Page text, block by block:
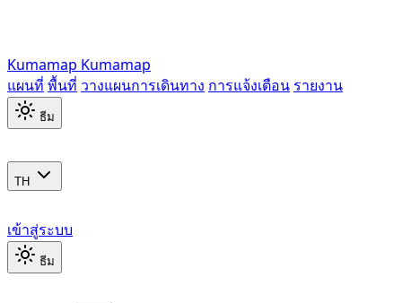
Kumamap Kumamap
แผนที่ พื้นที่ วางแผนการเดินทาง การแจ้งเตือน รายงาน
ธีม
TH
เข้าสู่ระบบ
ธีม